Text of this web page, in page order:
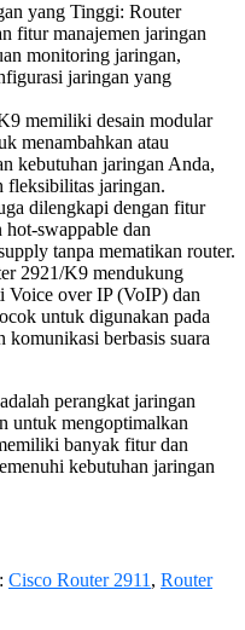
yang Tinggi: Router
fitur manajemen jaringan
monitoring jaringan,
jaringan yang
memiliki desain modular
menambahkan atau
kebutuhan jaringan Anda,
fleksibilitas jaringan.
dilengkapi dengan fitur
hot-swappable dan
tanpa mematikan router.
2921/K9 mendukung
Voice over IP (VoIP) dan
untuk digunakan pada
komunikasi berbasis suara
perangkat jaringan
untuk mengoptimalkan
banyak fitur dan
kebutuhan jaringan
Cisco Router 2911 , Router